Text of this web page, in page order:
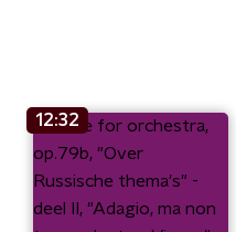
12:32